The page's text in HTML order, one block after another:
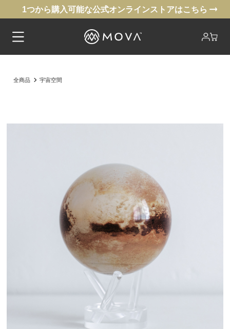
1つから購入可能な公式オンラインストアはこちら
全商品 宇宙空間